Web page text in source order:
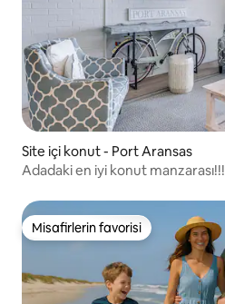
Site içi konut - Port Aransas
Adadaki en iyi konut manzarası!!!
Misafirlerin favorisi
Misafirlerin favorisi